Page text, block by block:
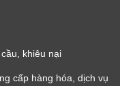
khiêu nại
cấp hàng hóa, dịch vụ